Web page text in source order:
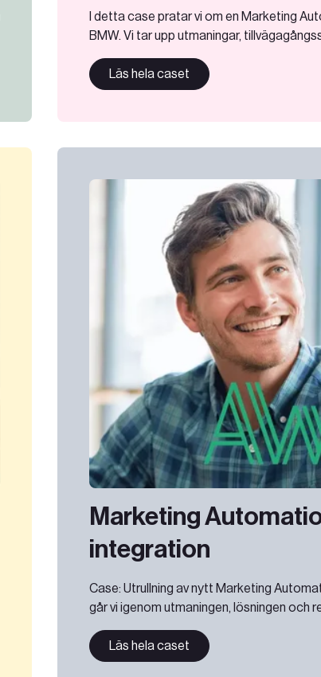
I detta case pratar vi om en Marketing
BMW. Vi tar upp utmaningar,
Läs hela caset
Marketing
integration
Case: Utrullning av nytt Marketing
går vi igenom utmaningen, lösningen och
Läs hela caset